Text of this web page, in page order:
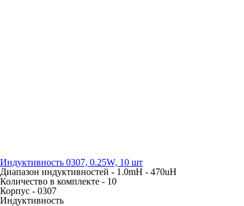
Индуктивность 0307, 0.25W, 10 шт
Диапазон индуктивностей - 1.0mH - 470uH
Количество в комплекте - 10
Корпус - 0307
Индуктивность